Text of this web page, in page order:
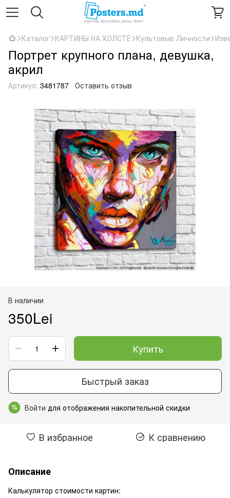
Каталог КАРТИНЫ НА ХОЛСТЕ Культовые Личности
Портрет крупного плана, девушка,
акрил
Артикул: 3481787 Оставить отзыв
В наличии
350Lei
Купить
Быстрый заказ
% Войти для отображения накопительной скидки
В избранное К сравнению
Описание
Калькулятор стоимости картин: